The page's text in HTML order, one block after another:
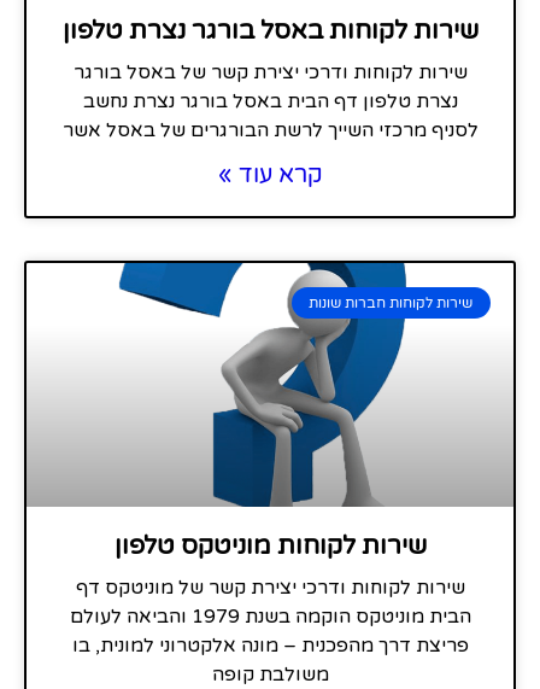
שירות לקוחות באסל בורגר נצרת טלפון
שירות לקוחות ודרכי יצירת קשר של באסל בורגר
נצרת טלפון דף הבית באסל בורגר נצרת נחשב
לסניף מרכזי השייך לרשת הבורגרים של באסל אשר
קרא עוד »
שירות לקוחות חברות שונות
שירות לקוחות מוניטקס טלפון
שירות לקוחות ודרכי יצירת קשר של מוניטקס דף
הבית מוניטקס הוקמה בשנת 1979 והביאה לעולם
פריצת דרך מהפכנית – מונה אלקטרוני למונית, בו
משולבת קופה